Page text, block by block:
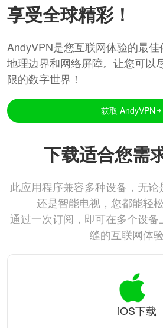
享受全球精彩！
AndyVPN是您互联网体验的最
地理边界和网络屏障。让您可以
限的数字世界！
获取 AndyVPN
下载适合您需
此应用程序兼容多种设备，无
还是智能电视，您都能轻
通过一次订阅，即可在多个设
缝的互联网体验
iOS下载